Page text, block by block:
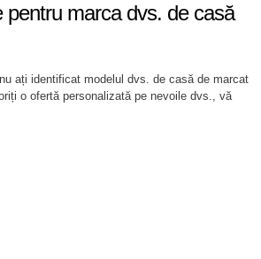
pentru marca dvs. de casă
ați identificat modelul dvs. de casă de marcat
o ofertă personalizată pe nevoile dvs., vă